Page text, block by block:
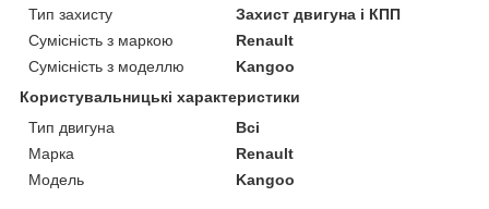
Тип захисту
Захист двигуна і КПП
Сумісність з маркою
Renault
Сумісність з моделлю
Kangoo
Користувальницькі характеристики
Тип двигуна
Всі
Марка
Renault
Модель
Kangoo